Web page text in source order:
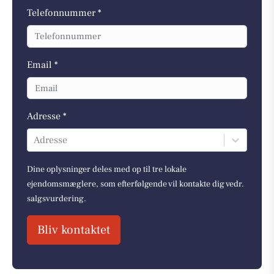
Telefonnummer *
Email *
Adresse *
Adresse
Dine oplysninger deles med op til tre lokale
ejendomsmæglere, som efterfølgende vil kontakte dig vedr.
salgsvurdering.
Bliv kontaktet